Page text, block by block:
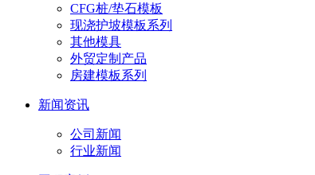
CFG桩/垫石模板
现浇护坡模板系列
其他模具
外贸定制产品
房建模板系列
新闻资讯
公司新闻
行业新闻